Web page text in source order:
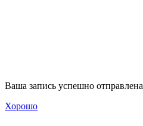
Ваша запись успешно отправлена
Хорошо